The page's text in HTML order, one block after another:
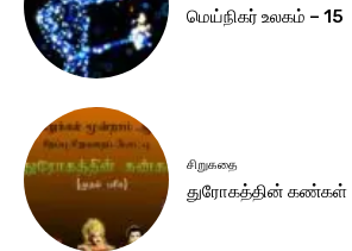
மெய்நிகர் உலகம் – 15
சிறுகதை
துரோகத்தின் கண்கள்